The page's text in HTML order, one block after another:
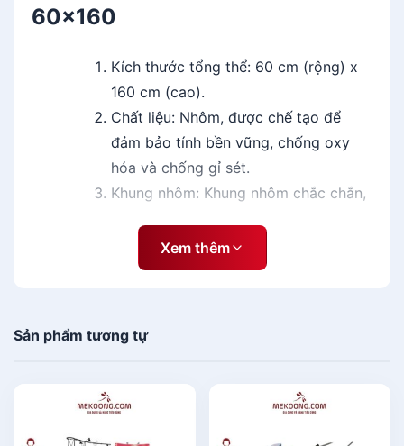
0
60x160
Kích thước tổng thể: 60 cm (rộng) x
160 cm (cao).
Chất liệu: Nhôm, được chế tạo để
đảm bảo tính bền vững, chống oxy
hóa và chống gỉ sét.
Khung nhôm: Khung nhôm chắc chắn,
gọn và di chuyển.
Mặt banner: Mặt banner là bề mặt
bền cao và khả năng chống thấm
Độ phân giải in ấn: Độ phân giải in ấn
trên banner thường là 300 dpi để đảm
Xem thêm
Sản phẩm tương tự